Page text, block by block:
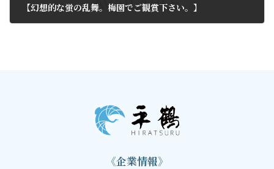
【幻想的な蛍の乱舞。梅園でご観賞下さい。】
《企業情報》